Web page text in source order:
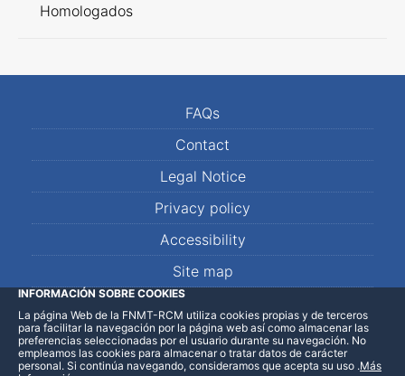
Homologados
FAQs
Contact
Legal Notice
Privacy policy
Accessibility
Site map
LinkedInFacebookWhatsApp
INFORMACIÓN SOBRE COOKIES
La página Web de la FNMT-RCM utiliza cookies propias y de terceros
para facilitar la navegación por la página web así como almacenar las
preferencias seleccionadas por el usuario durante su navegación. No
empleamos las cookies para almacenar o tratar datos de carácter
personal. Si continúa navegando, consideramos que acepta su uso .Más